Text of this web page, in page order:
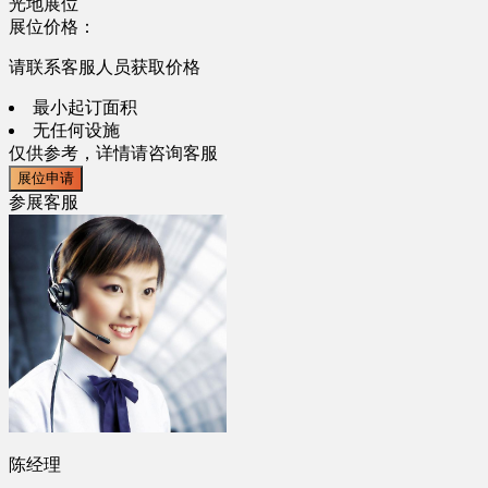
光地展位
展位价格：
请联系客服人员获取价格
最小起订面积
无任何设施
仅供参考，详情请咨询客服
展位申请
参展客服
陈经理